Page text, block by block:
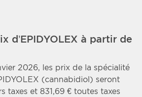
d’EPIDYOLEX à partir de
2026, les prix de la spécialité
(cannabidiol) seront
taxes et 831,69 € toutes taxes